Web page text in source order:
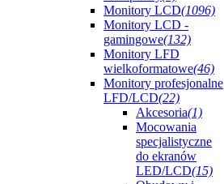
Monitory LCD(1096)
Monitory LCD -
gamingowe(132)
Monitory LFD
wielkoformatowe(46)
Monitory profesjonalne
LFD/LCD(22)
Akcesoria(1)
Mocowania
specjalistyczne
do ekranów
LED/LCD(15)